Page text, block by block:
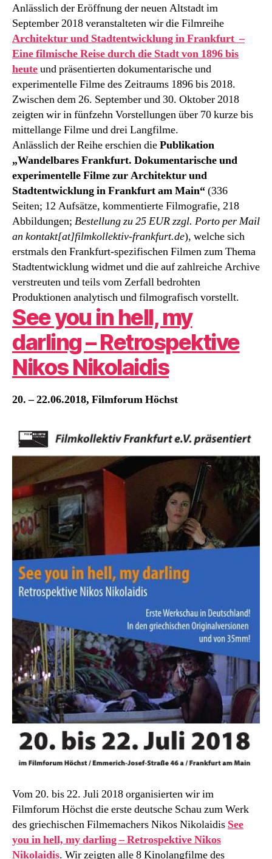
Anlässlich der Eröffnung der neuen Altstadt im
September 2018 veranstalteten wir die Filmreihe
Architektur und Stadtentwicklung in Frankfurt –
Eine filmische Reise durch die Stadt von 1896 bis
heuteund präsentierten dokumentarische und
experimentelle Filme des Zeitraums 1896 bis 2018.
Zwischen dem 26. September und 30. Oktober 2018
zeigten wir in fünfzehn Vorstellungen über 70 kurze bis
mittellange Filme und drei Langfilme.
Anlässlich der Reihe erschien diePublikation
„Wandelbares Frankfurt. Dokumentarische und
experimentelle Filme zur Architektur und
Stadtentwicklung in Frankfurt am Main“(336
Seiten; 12 Aufsätze, kommentierte Filmografie, 218
Abbildungen; Bestellung zu 25 EUR zzgl. Porto per Mail
an kontakt[at]filmkollektiv-frankfurt.de), welche sich
erstmals den Frankfurt-spezifischen Filmen zum Thema
Stadtentwicklung widmet und die auf zahlreiche Archive
verstreuten und teils vom Zerfall bedrohten
Produktionen analytisch und filmografisch vorstellt.
See you in hell, my
darling – Retrospektive
Nikos Nikolaidis
20. – 22.06.2018, Filmforum Höchst
Vom 20. bis 22. Juli 2018 organisierten wir im
Filmforum Höchst die erste deutsche Schau zum Werk
des griechischen Filmemachers Nikos Nikolaidis See
you in hell, my darling – Retrospektive Nikos
Nikolaidis. Wir zeigten alle 8 Kinolangfilme des